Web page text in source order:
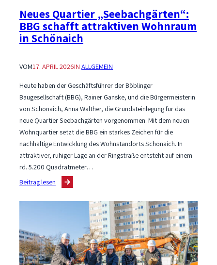
Neues Quartier „Seebachgärten“:
BBG schafft attraktiven Wohnraum
in Schönaich
VOM17. APRIL 2026IN ALLGEMEIN
Heute haben der Geschäftsführer der Böblinger
Baugesellschaft (BBG), Rainer Ganske, und die Bürgermeisterin
von Schönaich, Anna Walther, die Grundsteinlegung für das
neue Quartier Seebachgärten vorgenommen. Mit dem neuen
Wohnquartier setzt die BBG ein starkes Zeichen für die
nachhaltige Entwicklung des Wohnstandorts Schönaich. In
attraktiver, ruhiger Lage an der Ringstraße entsteht auf einem
rd. 5.200 Quadratmeter…
Beitrag lesen
Neues
Quartier
„Seebachgärten“:
schafft
attraktiven
Wohnraum